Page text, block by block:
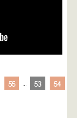
55 53 54